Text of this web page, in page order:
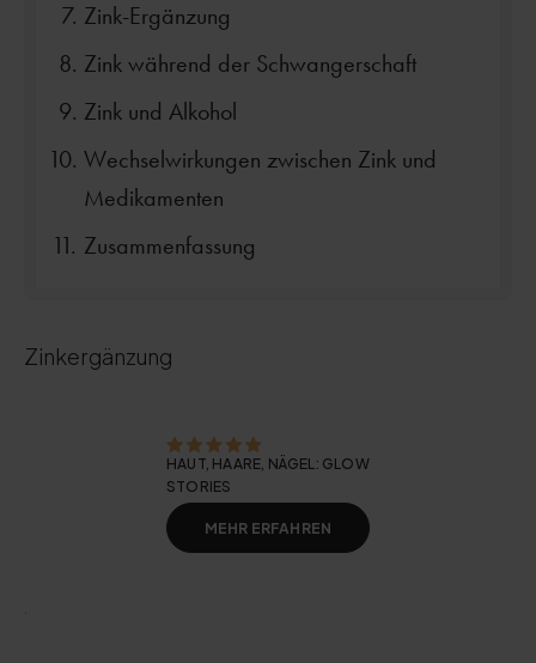
Zink-Ergänzung
Zink während der Schwangerschaft
Zink und Alkohol
Wechselwirkungen zwischen Zink und
Medikamenten
Zusammenfassung
Zinkergänzung
HAUT, HAARE, NÄGEL: GLOW
STORIES
MEHR ERFAHREN